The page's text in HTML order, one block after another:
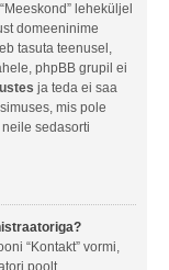
leheküljel
domeeninime
tasuta teenusel,
phpBB grupil ei
ja teda ei saa
mis pole
sedasorti
“Kontakt” vormi,
poolt.